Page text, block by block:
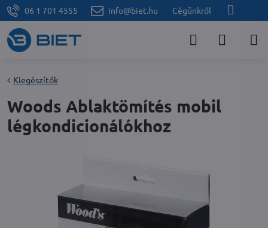
06 1 701 4555 info@biet.hu Cégünkről
Kiegészítők
Woods Ablaktömítés mobil
légkondicionálókhoz